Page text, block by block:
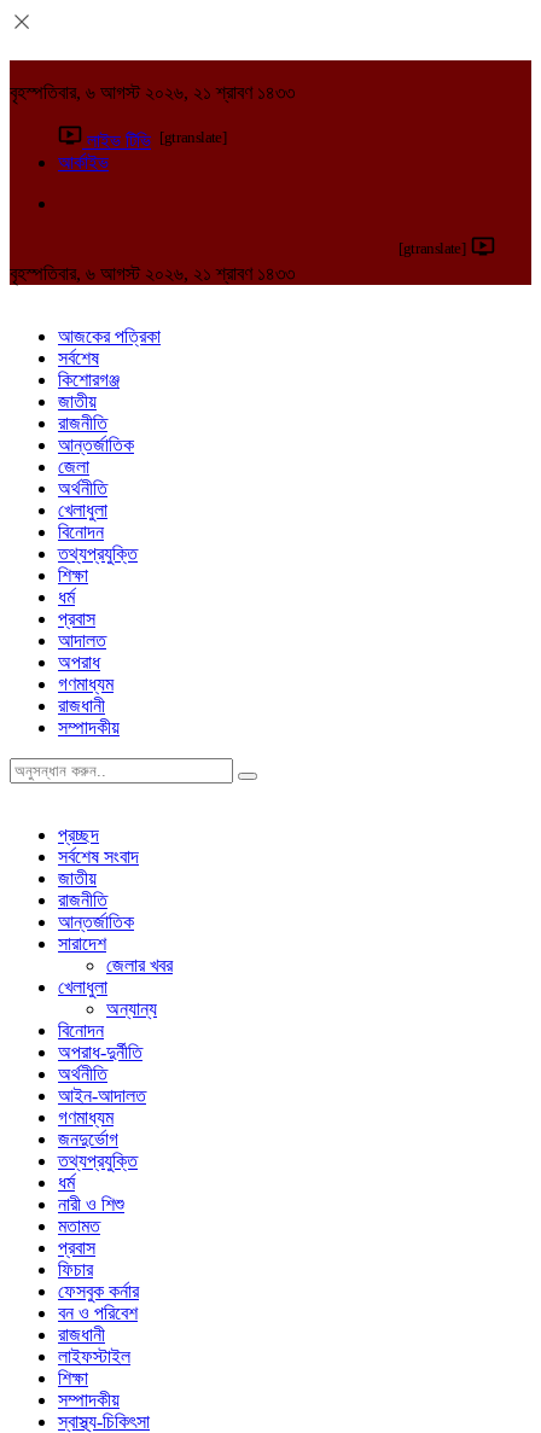
বৃহস্পতিবার, ৬ আগস্ট ২০২৬, ২১ শ্রাবণ ১৪৩৩
লাইভ টিভি [gtranslate]
আর্কাইভ
[gtranslate]
বৃহস্পতিবার, ৬ আগস্ট ২০২৬, ২১ শ্রাবণ ১৪৩৩
আজকের পত্রিকা
সর্বশেষ
কিশোরগঞ্জ
জাতীয়
রাজনীতি
আন্তর্জাতিক
জেলা
অর্থনীতি
খেলাধুলা
বিনোদন
তথ্যপ্রযুক্তি
শিক্ষা
ধর্ম
প্রবাস
আদালত
অপরাধ
গণমাধ্যম
রাজধানী
সম্পাদকীয়
প্রচ্ছদ
সর্বশেষ সংবাদ
জাতীয়
রাজনীতি
আন্তর্জাতিক
সারাদেশ
জেলার খবর
খেলাধুলা
অন্যান্য
বিনোদন
অপরাধ-দুর্নীতি
অর্থনীতি
আইন-আদালত
গণমাধ্যম
জনদুর্ভোগ
তথ্যপ্রযুক্তি
ধর্ম
নারী ও শিশু
মতামত
প্রবাস
ফিচার
ফেসবুক কর্নার
বন ও পরিবেশ
রাজধানী
লাইফস্টাইল
শিক্ষা
সম্পাদকীয়
স্বাস্থ্য-চিকিৎসা